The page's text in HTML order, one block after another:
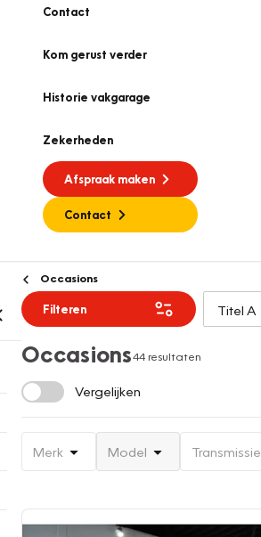
Contact
Kom gerust verder
Historie vakgarage
Zekerheden
Afspraak maken
Contact
Occasions
Filteren
Occasions44 resultaten
Vergelijken
Merk Model Transmissie